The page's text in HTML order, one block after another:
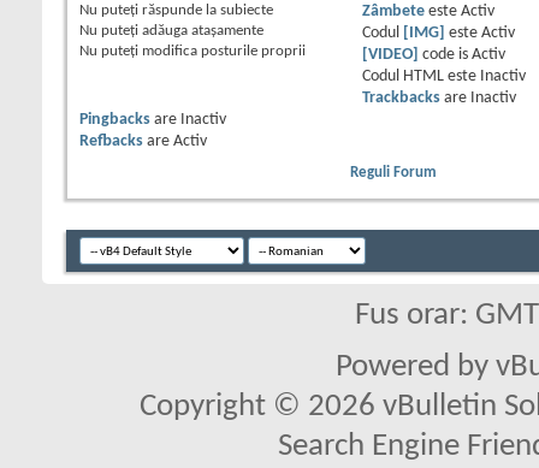
Nu puteţi răspunde la subiecte
Nu puteţi adăuga ataşamente
Nu puteţi modifica posturile proprii
Zâmbeteeste Activ
Codul
[IMG] este Activ
[VIDEO] code is Activ
Codul HTML este
Inactiv
Trackbacksare
Inactiv
Pingbacks are
Inactiv
Refbacks are Activ
Reguli Forum
Fus orar:
Powered by
Copyright © 2026 vBulletin
Search Engine